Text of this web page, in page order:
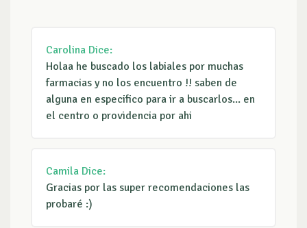
Carolina Dice:
Holaa he buscado los labiales por muchas
farmacias y no los encuentro !! saben de
alguna en especifico para ir a buscarlos... en
el centro o providencia por ahi
Camila Dice:
Gracias por las super recomendaciones las
probaré :)